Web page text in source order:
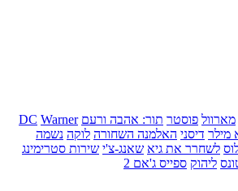
מארוול פוסטר תור: אהבה ורעם DC Warner
מילר דיסני האלמנה השחורה לוקה נשמה
לשחרר את גיא שאנג-צ'י שירות סטרימינג
ליהוק ספייס ג'אם 2